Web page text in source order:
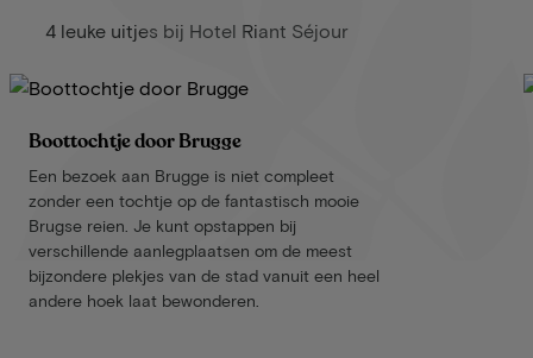
4 leuke uitjes bij Hotel Riant Séjour
Boottochtje door Brugge
Een bezoek aan Brugge is niet compleet
zonder een tochtje op de fantastisch mooie
Brugse reien. Je kunt opstappen bij
verschillende aanlegplaatsen om de meest
bijzondere plekjes van de stad vanuit een heel
andere hoek laat bewonderen.